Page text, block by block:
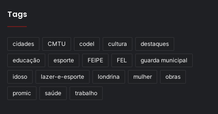
Tags
cidades CMTU codel cultura destaques
educação esporte FEIPE FEL guarda municipal
idoso lazer-e-esporte londrina mulher obras
promic saúde trabalho